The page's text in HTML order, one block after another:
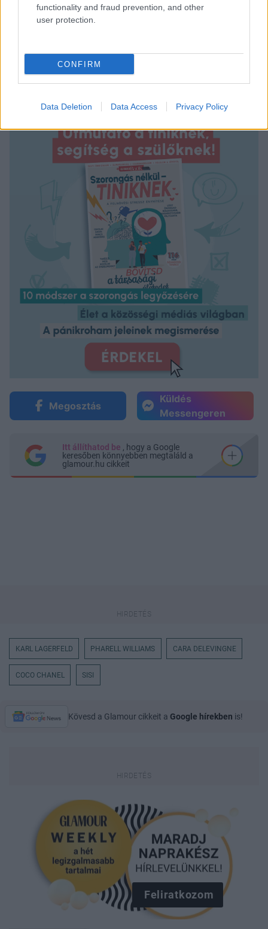
functionality and fraud prevention, and other
user protection.
CONFIRM
Data Deletion Data Access Privacy Policy
Megosztás
Küldés
Messengeren
Itt állíthatod be , hogy a Google
keresőben könnyebben megtaláld a
glamour.hu cikkeit
KARL LAGERFELD PHARELL WILLIAMS CARA DELEVINGNE
COCO CHANEL SISI
Kövesd a Glamour cikkeit a Google hírekben is!
Feliratkozom